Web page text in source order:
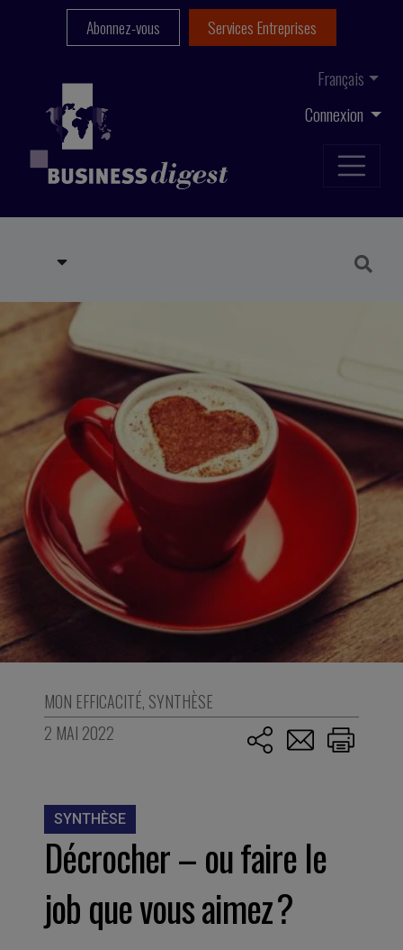
Connexion
Français
Abonnez-vous Services Entreprises
MON EFFICACITÉ, SYNTHÈSE
2 MAI 2022
SYNTHÈSE
Décrocher – ou faire le
job que vous aimez ?